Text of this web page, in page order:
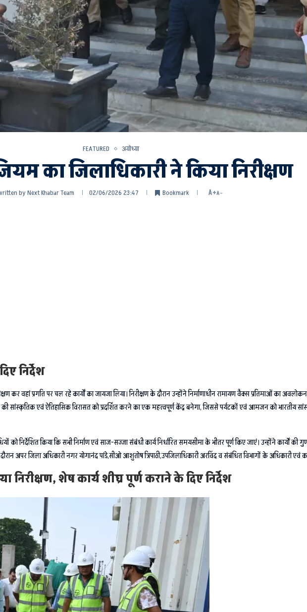
FEATURED अयोध्या
का जिलाधिकारी ने किया निरीक्षण
byNext Khabar Team 02/06/2026 23:47 Bookmark A+A-
निर्देश
कर वहां प्रगति पर चल रहे कार्यों का जायजा लिया। निरीक्षण के दौरान उन्होंने निर्माणाधीन रामायण वैक्स प्रतिमाओं का
सांस्कृतिक एवं ऐतिहासिक विरासत को प्रदर्शित करने का एक महत्वपूर्ण केंद्र बनेगा, जिससे पर्यटकों एवं आमजन को भारतीय
को निर्देशित किया कि सभी निर्माण एवं साज-सज्जा संबंधी कार्य निर्धारित समयसीमा के भीतर पूर्ण किए जाएं। उन्होंने कार्यों
अपर जिला अधिकारी नगर योगानंद पांडे,सीओ आशुतोष त्रिपाठी,उपजिलाधिकारी अरविंद व संबंधित विभागों के अधिकारी एवं
शेष कार्य शीघ्र पूर्ण कराने के दिए निर्देश